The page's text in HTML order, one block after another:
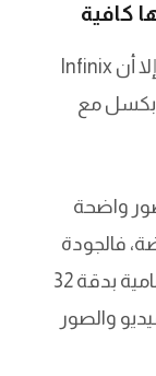
كافية
ورغم أن الكاميرا ليست هي محور التركيز، إلا أن Infinix
بدقة 108 ميجابكسل مع
واضحة
فالجودة
تنخفض قليلًا كما هو متوقع. الكاميرا الأمامية بدقة 32
والصور